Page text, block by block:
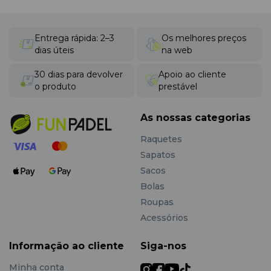
Proteja os seus pés — eles levam-no à vitória!
Não deixe que o desconforto o distraia do jogo. Escolha
a diferença desde o primeiro minuto no campo.
agora mesmo. Ajudaremos a fazer a escolha certa
para o seu progresso e entregaremos a encomenda
em qualquer ponto da Europa!
Entrega rápida: 2–3
dias úteis
Os melhores preços
na web
30 dias para devolver
o produto
Apoio ao cliente
prestável
As nossas categorias
Raquetes
Sapatos
Sacos
Bolas
Roupas
Acessórios
Informação ao cliente
Minha conta
Siga-nos